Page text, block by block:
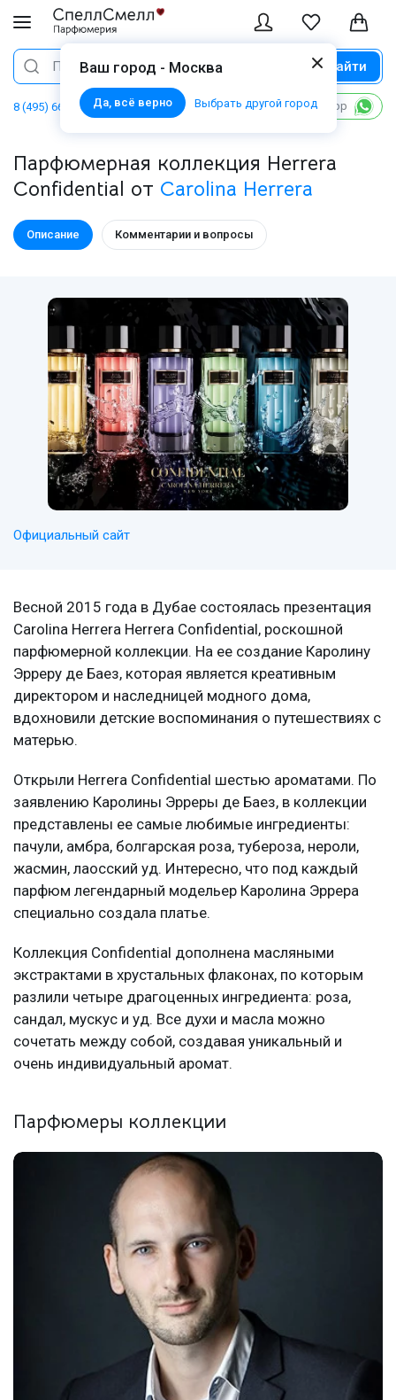
Ваш город - Москва
Да, всё верно Выбрать другой город
Поиск Найти
8 (495) 668 06 02 Написать в WhatsApp
Парфюмерная коллекция Herrera
Confidential от Carolina Herrera
Описание Комментарии и вопросы
Весной 2015 года в Дубае состоялась презентация
Carolina Herrera Herrera Confidential, роскошной
парфюмерной коллекции. На ее создание Каролину
Эрреру де Баез, которая является креативным
директором и наследницей модного дома,
вдохновили детские воспоминания о путешествиях с
матерью.
Открыли Herrera Confidential шестью ароматами. По
заявлению Каролины Эрреры де Баез, в коллекции
представлены ее самые любимые ингредиенты:
пачули, амбра, болгарская роза, тубероза, нероли,
жасмин, лаосский уд. Интересно, что под каждый
парфюм легендарный модельер Каролина Эррера
специально создала платье.
Коллекция Confidential дополнена масляными
экстрактами в хрустальных флаконах, по которым
разлили четыре драгоценных ингредиента: роза,
сандал, мускус и уд. Все духи и масла можно
сочетать между собой, создавая уникальный и
очень индивидуальный аромат.
Парфюмеры коллекции
Официальный сайт